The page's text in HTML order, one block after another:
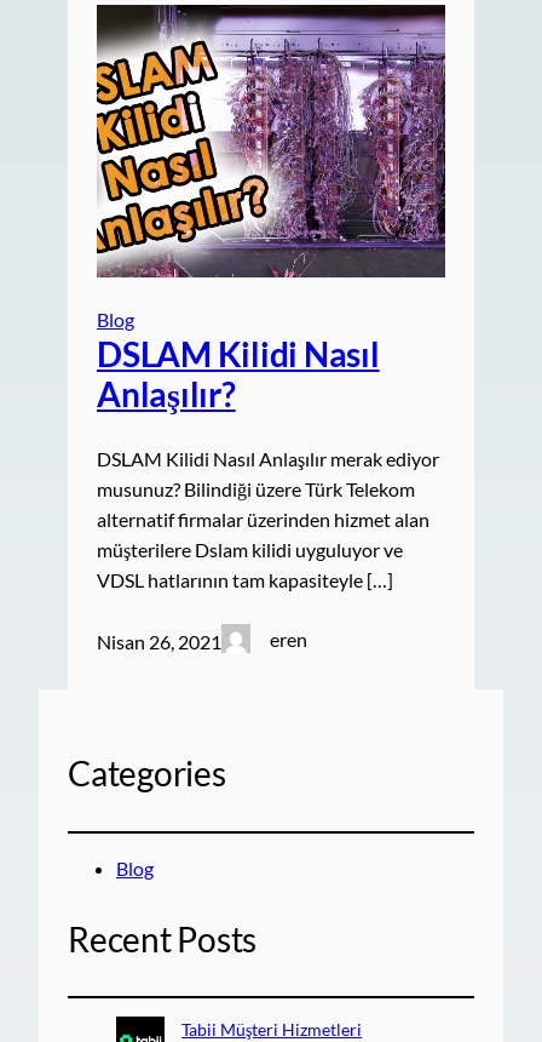
Blog
DSLAM Kilidi Nasıl
Anlaşılır?
DSLAM Kilidi Nasıl Anlaşılır merak ediyor
musunuz? Bilindiği üzere Türk Telekom
alternatif firmalar üzerinden hizmet alan
müşterilere Dslam kilidi uyguluyor ve
VDSL hatlarının tam kapasiteyle […]
Nisan 26, 2021 eren
Categories
Blog
Recent Posts
Tabii Müşteri Hizmetleri